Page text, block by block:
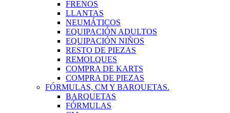
FRENOS
LLANTAS
NEUMÁTICOS
EQUIPACIÓN ADULTOS
EQUIPACIÓN NIÑOS
RESTO DE PIEZAS
REMOLQUES
COMPRA DE KARTS
COMPRA DE PIEZAS
FÓRMULAS, CM Y BARQUETAS.
BARQUETAS
FÓRMULAS